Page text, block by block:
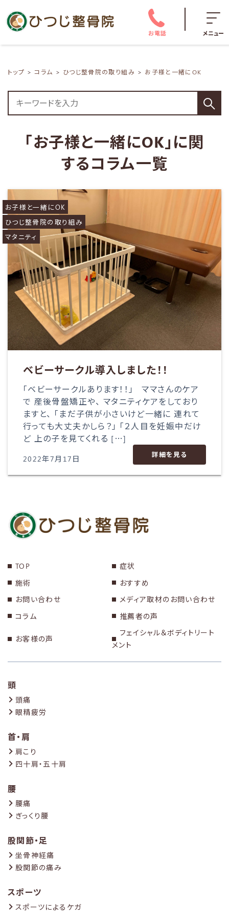
お電話 メニュー
トップ コラム ひつじ整骨院の取り組み お子様と一緒にOK
「お子様と一緒にOK」に関
するコラム一覧
ベビーサークル導入しました！！
「ベビーサークルあります！！」 ママさんのケア
で 産後骨盤矯正や、 マタニティケアをしており
ますと、 「まだ子供が小さいけど一緒に 連れて
行っても大丈夫かしら？」 「２人目を妊娠中だけ
ど 上の子を見てくれる […]
2022年7月17日 詳細を見る
お子様と一緒にOK
ひつじ整骨院の取り組み
マタニティ
TOP
症状
施術
おすすめ
お問い合わせ
メディア取材のお問い合わせ
コラム
推薦者の声
お客様の声
フェイシャル＆ボディトリート
メント
頭
頭痛
眼精疲労
首・肩
肩こり
四十肩・五十肩
腰
腰痛
ぎっくり腰
股関節・足
坐骨神経痛
股関節の痛み
スポーツ
スポーツによるケガ